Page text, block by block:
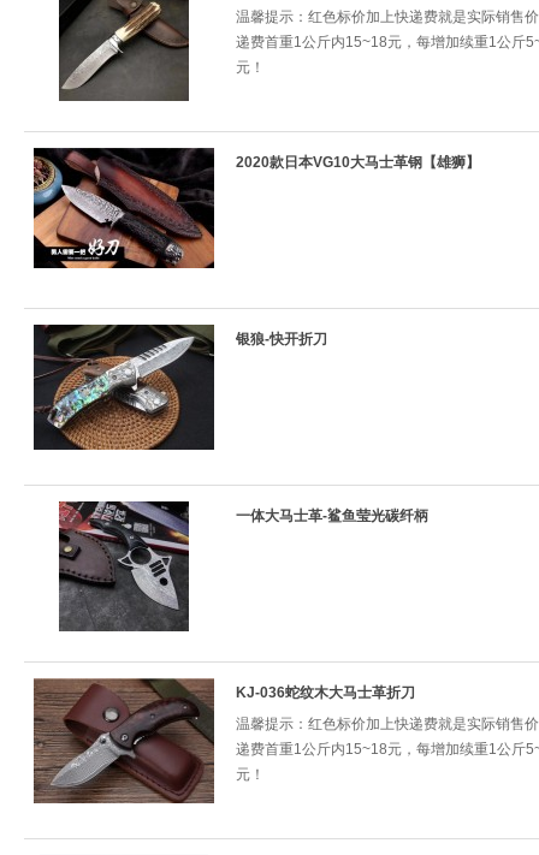
温馨提示：红色标价加上快递费就是实际销售
递费首重1公斤内15~18元，每增加续重1公斤
元！
2020款日本VG10大马士革钢【雄狮】
银狼-快开折刀
一体大马士革-鲨鱼莹光碳纤柄
KJ-036蛇纹木大马士革折刀
温馨提示：红色标价加上快递费就是实际销售
递费首重1公斤内15~18元，每增加续重1公斤
元！